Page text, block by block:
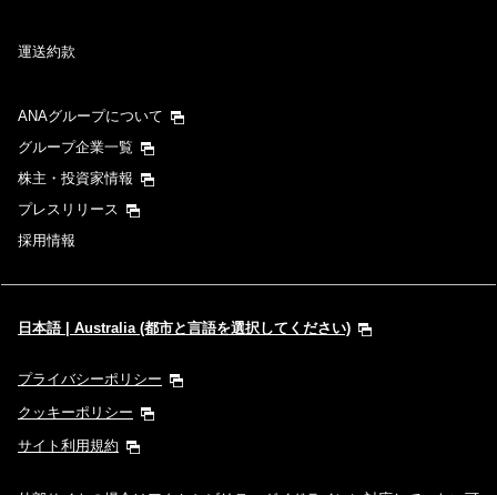
運送約款
ANAグループについて
グループ企業一覧
株主・投資家情報
プレスリリース
採用情報
日本語 | Australia (都市と言語を選択してください)
プライバシーポリシー
クッキーポリシー
サイト利用規約